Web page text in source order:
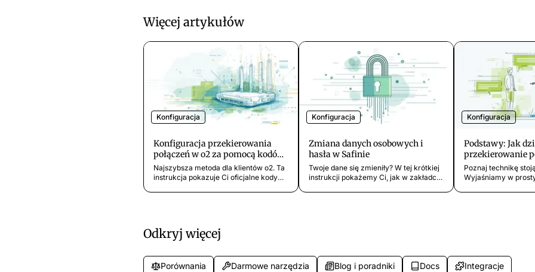
Więcej artykułów
Konfiguracja
Konfiguracja przekierowania
połączeń w o2 za pomocą kodów
klawiszowych
Najszybsza metoda dla klientów o2. Ta
instrukcja pokazuje Ci oficjalne kody
Konfiguracja
Zmiana danych osobowych i
hasła w Safinie
Twoje dane się zmieniły? W tej krótkiej
instrukcji pokażemy Ci, jak w zakładce
Konfiguracja
Podstawy: Jak
przekierowanie
Safiny
Poznaj technikę
Wyjaśniamy w
Odkryj więcej
Porównania Darmowe narzędzia Blog i poradniki Docs Integracje